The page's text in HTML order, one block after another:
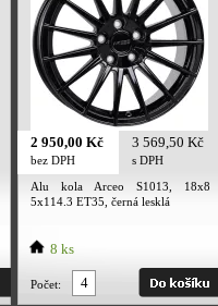
2 950,00 Kč
bez DPH
3 569,50 Kč
s DPH
Alu kola Arceo S1013, 18x8
5x114.3 ET35, černá lesklá
8 ks
Počet: